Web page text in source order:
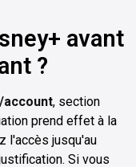
avant
?
account, section
prend effet à la
l'accès jusqu'au
Si vous